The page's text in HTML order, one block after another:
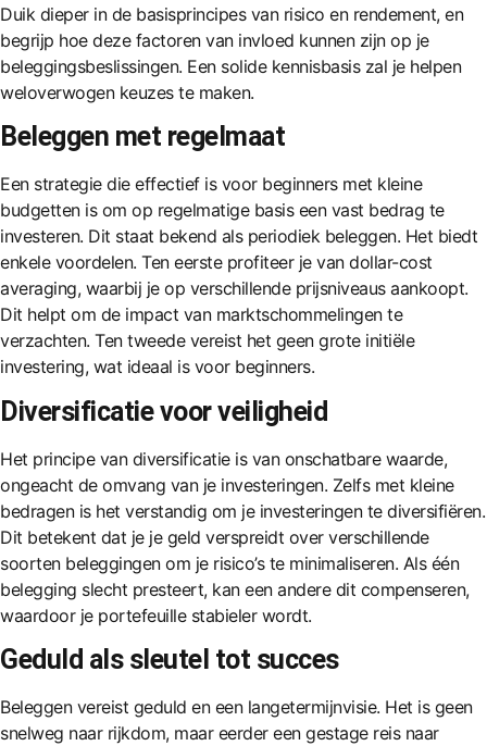
Duik dieper in de basisprincipes van risico en rendement, en
begrijp hoe deze factoren van invloed kunnen zijn op je
beleggingsbeslissingen. Een solide kennisbasis zal je helpen
weloverwogen keuzes te maken.
Beleggen met regelmaat
Een strategie die effectief is voor beginners met kleine
budgettenis om op regelmatige basis een vast bedrag te
investeren. Dit staat bekend als periodiek beleggen. Het biedt
enkele voordelen. Ten eerste profiteer je van dollar-cost
averaging, waarbij je op verschillende prijsniveaus aankoopt.
Dit helpt om de impact van marktschommelingen te
verzachten. Ten tweede vereist het geen grote initiële
investering, wat ideaal is voor beginners.
Diversificatie voor veiligheid
Het principe van diversificatie is van onschatbare waarde,
ongeacht de omvang van je investeringen. Zelfs met kleine
bedragen is het verstandig om je investeringen te diversifiëren.
Dit betekent dat je je geld verspreidt over verschillende
soorten beleggingen om je risico’s te minimaliseren. Als één
belegging slecht presteert, kan een andere dit compenseren,
waardoor je portefeuille stabieler wordt.
Geduld als sleutel tot succes
Beleggen vereist geduld en een langetermijnvisie. Het is geen
snelweg naar rijkdom, maar eerder een gestage reis naar